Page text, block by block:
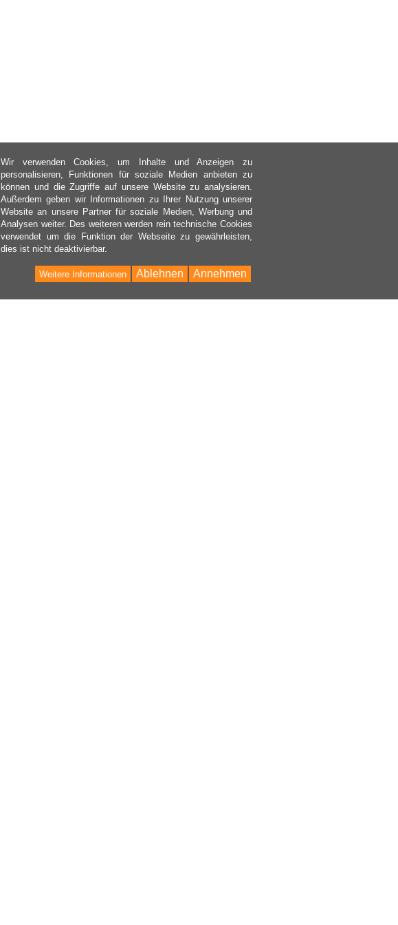
Wir verwenden Cookies, um Inhalte und Anzeigen zu
personalisieren, Funktionen für soziale Medien anbieten zu
können und die Zugriffe auf unsere Website zu analysieren.
Außerdem geben wir Informationen zu Ihrer Nutzung unserer
Website an unsere Partner für soziale Medien, Werbung und
Analysen weiter. Des weiteren werden rein technische Cookies
verwendet um die Funktion der Webseite zu gewährleisten,
dies ist nicht deaktivierbar.
Annehmen
Ablehnen
Weitere Informationen